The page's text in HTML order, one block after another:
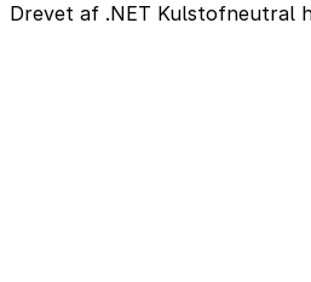
Drevet af .NET Kulstofneutral